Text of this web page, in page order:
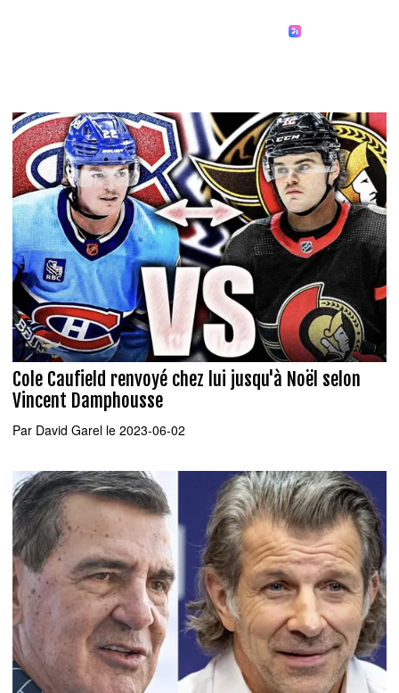
Cole Caufield renvoyé chez lui jusqu'à Noël selon
Vincent Damphousse
Par David Garel le 2023-06-02